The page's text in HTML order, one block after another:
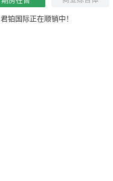
君铂国际正在顺销中！